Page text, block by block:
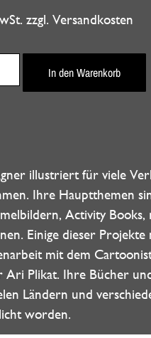
zzgl. Versandkosten
In den Warenkorb
illustriert für viele
Ihre Hauptthemen
Activity Books,
Einige dieser Projekte
mit dem
Ari Plikat. Ihre Bücher
Ländern und
worden.